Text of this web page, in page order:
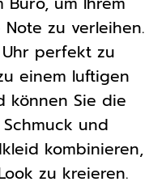
zu verleihen.
perfekt zu
einem luftigen
können Sie die
und
kombinieren,
zu kreieren.